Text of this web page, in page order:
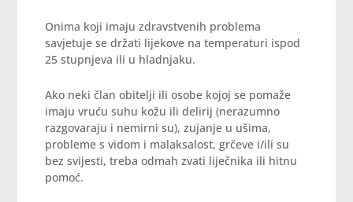
Onima koji imaju zdravstvenih problema
savjetuje se držati lijekove na temperaturi ispod
25 stupnjeva ili u hladnjaku.
Ako neki član obitelji ili osobe kojoj se pomaže
imaju vruću suhu kožu ili delirij (nerazumno
razgovaraju i nemirni su), zujanje u ušima,
probleme s vidom i malaksalost, grčeve i/ili su
bez svijesti, treba odmah zvati liječnika ili hitnu
pomoć.